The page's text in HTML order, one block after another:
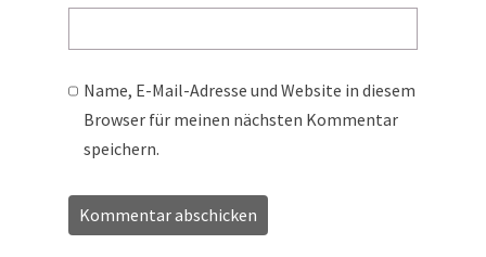
Name, E-Mail-Adresse und Website in diesem
Browser für meinen nächsten Kommentar
speichern.